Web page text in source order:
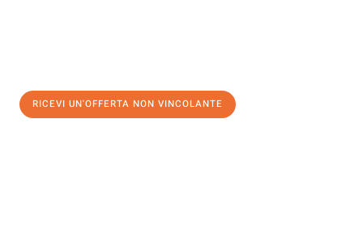
RICEVI UN'OFFERTA NON VINCOLANTE